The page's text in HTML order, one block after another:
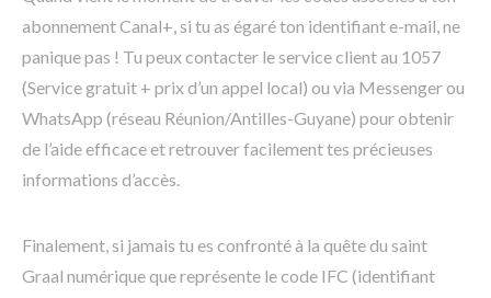
abonnement Canal+, si tu as égaré ton identifiant e-mail, ne
panique pas ! Tu peux contacter le service client au 1057
(Service gratuit + prix d’un appel local) ou via Messenger ou
WhatsApp (réseau Réunion/Antilles-Guyane) pour obtenir
de l’aide efficace et retrouver facilement tes précieuses
informations d’accès.
Finalement, si jamais tu es confronté à la quête du saint
Graal numérique que représente le code IFC (identifiant